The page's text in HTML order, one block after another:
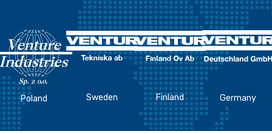
Poland Sweden Finland Germany